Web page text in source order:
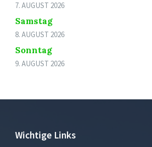
7. AUGUST 2026
Samstag
8. AUGUST 2026
Sonntag
9. AUGUST 2026
Wichtige Links